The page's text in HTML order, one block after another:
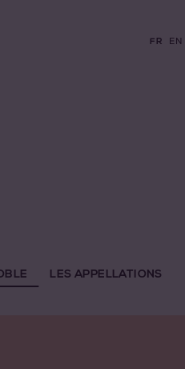
FR EN
LES APPELLATIONS